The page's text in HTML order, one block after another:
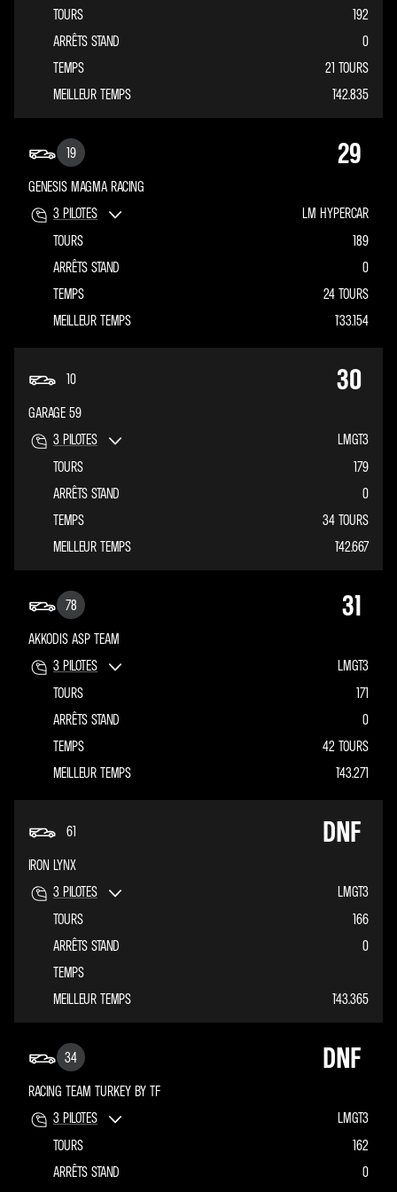
192
21 TOURS
0
1'42.835
TOURS
ARRÊTS STAND
TEMPS
MEILLEUR TEMPS
29
19
3 PILOTES
GENESIS MAGMA RACING
LM HYPERCAR
189
24 TOURS
0
1'33.154
TOURS
ARRÊTS STAND
TEMPS
MEILLEUR TEMPS
30
10
3 PILOTES
GARAGE 59
LMGT3
179
34 TOURS
0
1'42.667
TOURS
ARRÊTS STAND
TEMPS
MEILLEUR TEMPS
31
78
3 PILOTES
AKKODIS ASP TEAM
LMGT3
171
42 TOURS
0
1'43.271
TOURS
ARRÊTS STAND
TEMPS
MEILLEUR TEMPS
DNF
61
3 PILOTES
IRON LYNX
LMGT3
166
0
1'43.365
TOURS
ARRÊTS STAND
TEMPS
MEILLEUR TEMPS
DNF
34
3 PILOTES
RACING TEAM TURKEY BY TF
LMGT3
162
0
TOURS
ARRÊTS STAND